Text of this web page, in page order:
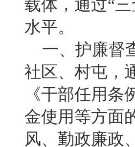
载体，通过“
水平。
一、护廉督
社区、村屯，
《干部任用
金使用等方面
风、勤政廉政